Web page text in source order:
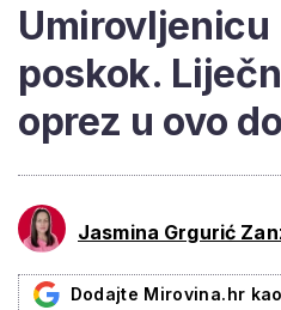
poskok.
oprez u ovo
Jasmina Grgurić
Dodajte Mirovina.hr